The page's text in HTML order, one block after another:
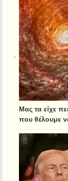
Μας τα είχε
που θέλουμε